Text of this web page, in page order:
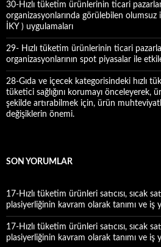
30-Hızlı tüketim ürünlerinin ticari
organizasyonlarında görülebilen olumsuz
İKY ) uygulamaları
29- Hızlı tüketim ürünlerinin ticari
organizasyonlarının spot piyasalar ile
28-Gıda ve içecek kategorisindeki hızlı
tüketici sağlığını korumayı önceleyerek,
şekilde artırabilmek için, ürün
değişiklerin önemi.
SON YORUMLAR
17-Hızlı tüketim ürünleri satıcısı, sıcak
plasiyerliğinin kavram olarak tanımı ve iş
17-Hızlı tüketim ürünleri satıcısı, sıcak
plasiyerliğinin kavram olarak tanımı ve iş